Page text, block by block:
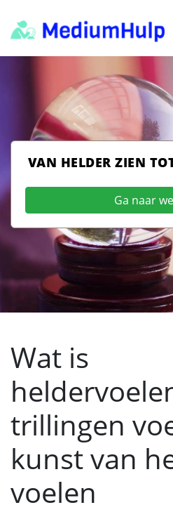
VAN HELDER ZIEN
Ga naar
Wat is
trillingen
kunst van
voelen